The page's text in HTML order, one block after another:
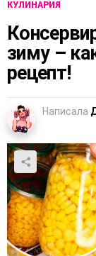
КУЛИНАРИЯ
зиму –
рецепт!
Написала